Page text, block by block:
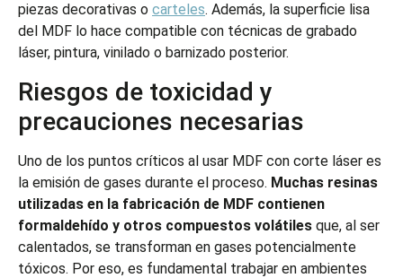
piezas decorativas o carteles. Además, la superficie lisa
del MDF lo hace compatible con técnicas de grabado
láser, pintura, vinilado o barnizado posterior.
Riesgos de toxicidad y
precauciones necesarias
Uno de los puntos críticos al usar MDF con corte láser es
la emisión de gases durante el proceso. Muchas resinas
utilizadas en la fabricación de MDF contienen
formaldehído y otros compuestos volátiles que, al ser
calentados, se transforman en gases potencialmente
tóxicos. Por eso, es fundamental trabajar en ambientes